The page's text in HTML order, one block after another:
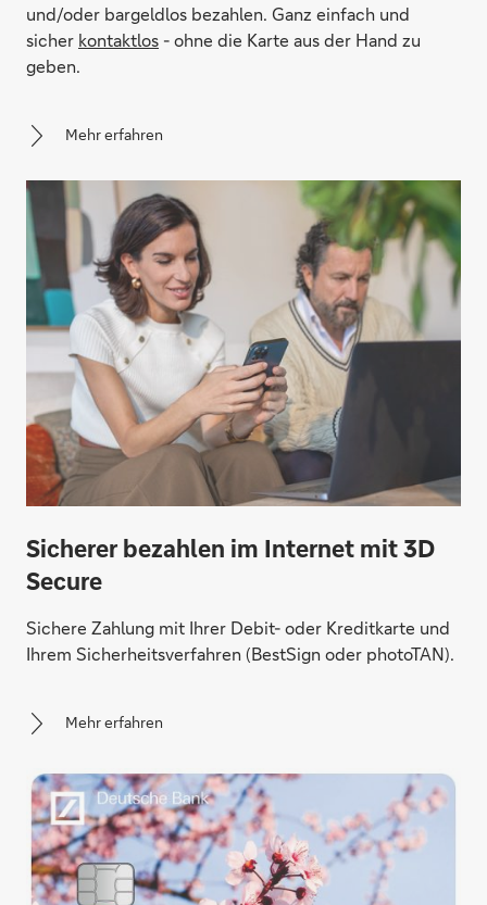
und/oder bargeldlos bezahlen. Ganz einfach und
sicher kontaktlos - ohne die Karte aus der Hand zu
geben.
Mehr erfahren
Sicherer bezahlen im Internet mit 3D
Secure
Sichere Zahlung mit Ihrer Debit- oder Kreditkarte und
Ihrem Sicherheitsverfahren (BestSign oder photoTAN).
Mehr erfahren